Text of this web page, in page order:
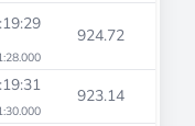
924.72
923.14